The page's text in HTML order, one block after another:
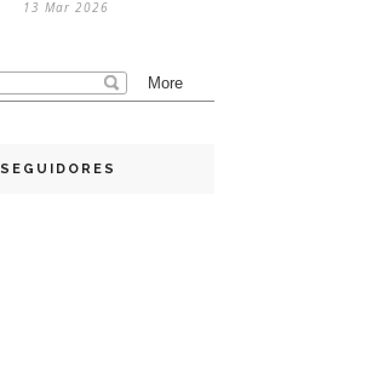
13 Mar 2026
SEGUIDORES